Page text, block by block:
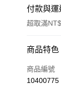
付款與
超取滿
付款方式
信用卡一
商品特色
商品編號
10400775